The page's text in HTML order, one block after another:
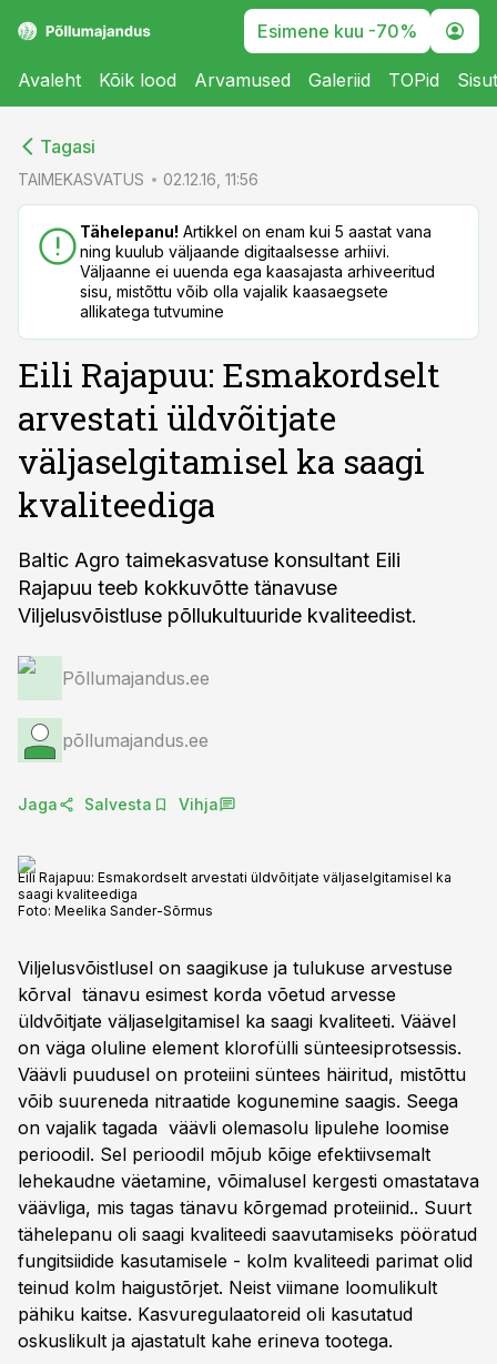
Esimene kuu -70%
Avaleht Kõik lood Arvamused Galeriid TOPid
Tagasi
TAIMEKASVATUS 02.12.16, 11:56
Tähelepanu! Artikkel on enam kui 5 aastat vana
ning kuulub väljaande digitaalsesse arhiivi.
Väljaanne ei uuenda ega kaasajasta arhiveeritud
sisu, mistõttu võib olla vajalik kaasaegsete
allikatega tutvumine
Eili Rajapuu: Esmakordselt
arvestati üldvõitjate
väljaselgitamisel ka saagi
kvaliteediga
Baltic Agro taimekasvatuse konsultant Eili
Rajapuu teeb kokkuvõtte tänavuse
Viljelusvõistluse põllukultuuride kvaliteedist.
Põllumajandus.ee
põllumajandus.ee
Jaga Salvesta Vihja
Eili Rajapuu: Esmakordselt arvestati üldvõitjate väljaselgitamisel ka
saagi kvaliteediga
Foto: Meelika Sander-Sõrmus
Viljelusvõistlusel on saagikuse ja tulukuse arvestuse
kõrval tänavu esimest korda võetud arvesse
üldvõitjate väljaselgitamisel ka saagi kvaliteeti. Väävel
on väga oluline element klorofülli sünteesiprotsessis.
Väävli puudusel on proteiini süntees häiritud, mistõttu
võib suureneda nitraatide kogunemine saagis. Seega
on vajalik tagada väävli olemasolu lipulehe loomise
perioodil. Sel perioodil mõjub kõige efektiivsemalt
lehekaudne väetamine, võimalusel kergesti omastatava
väävliga, mis tagas tänavu kõrgemad proteiinid.. Suurt
tähelepanu oli saagi kvaliteedi saavutamiseks pööratud
fungitsiidide kasutamisele - kolm kvaliteedi parimat olid
teinud kolm haigustõrjet. Neist viimane loomulikult
pähiku kaitse. Kasvuregulaatoreid oli kasutatud
oskuslikult ja ajastatult kahe erineva tootega.